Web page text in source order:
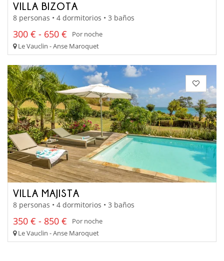
VILLA BIZOTA
8 personas • 4 dormitorios • 3 baños
300 € - 650 €
Por noche
Le Vauclin - Anse Maroquet
VILLA MAJISTA
8 personas • 4 dormitorios • 3 baños
350 € - 850 €
Por noche
Le Vauclin - Anse Maroquet